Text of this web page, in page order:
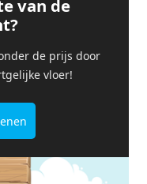
van de
de prijs door
vloer!